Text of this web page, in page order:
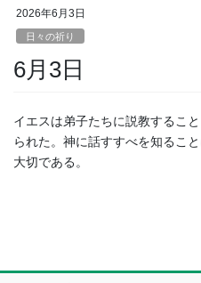
2026年6月3日
日々の祈り
6月3日
イエスは弟子たちに説教するこ
られた。神に話すすべを知るこ
大切である。